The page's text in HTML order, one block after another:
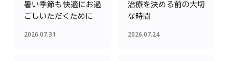
暑い季節も快適にお過
ごしいただくために
2026.07.31
治療を決める前の大切
な時間
2026.07.24